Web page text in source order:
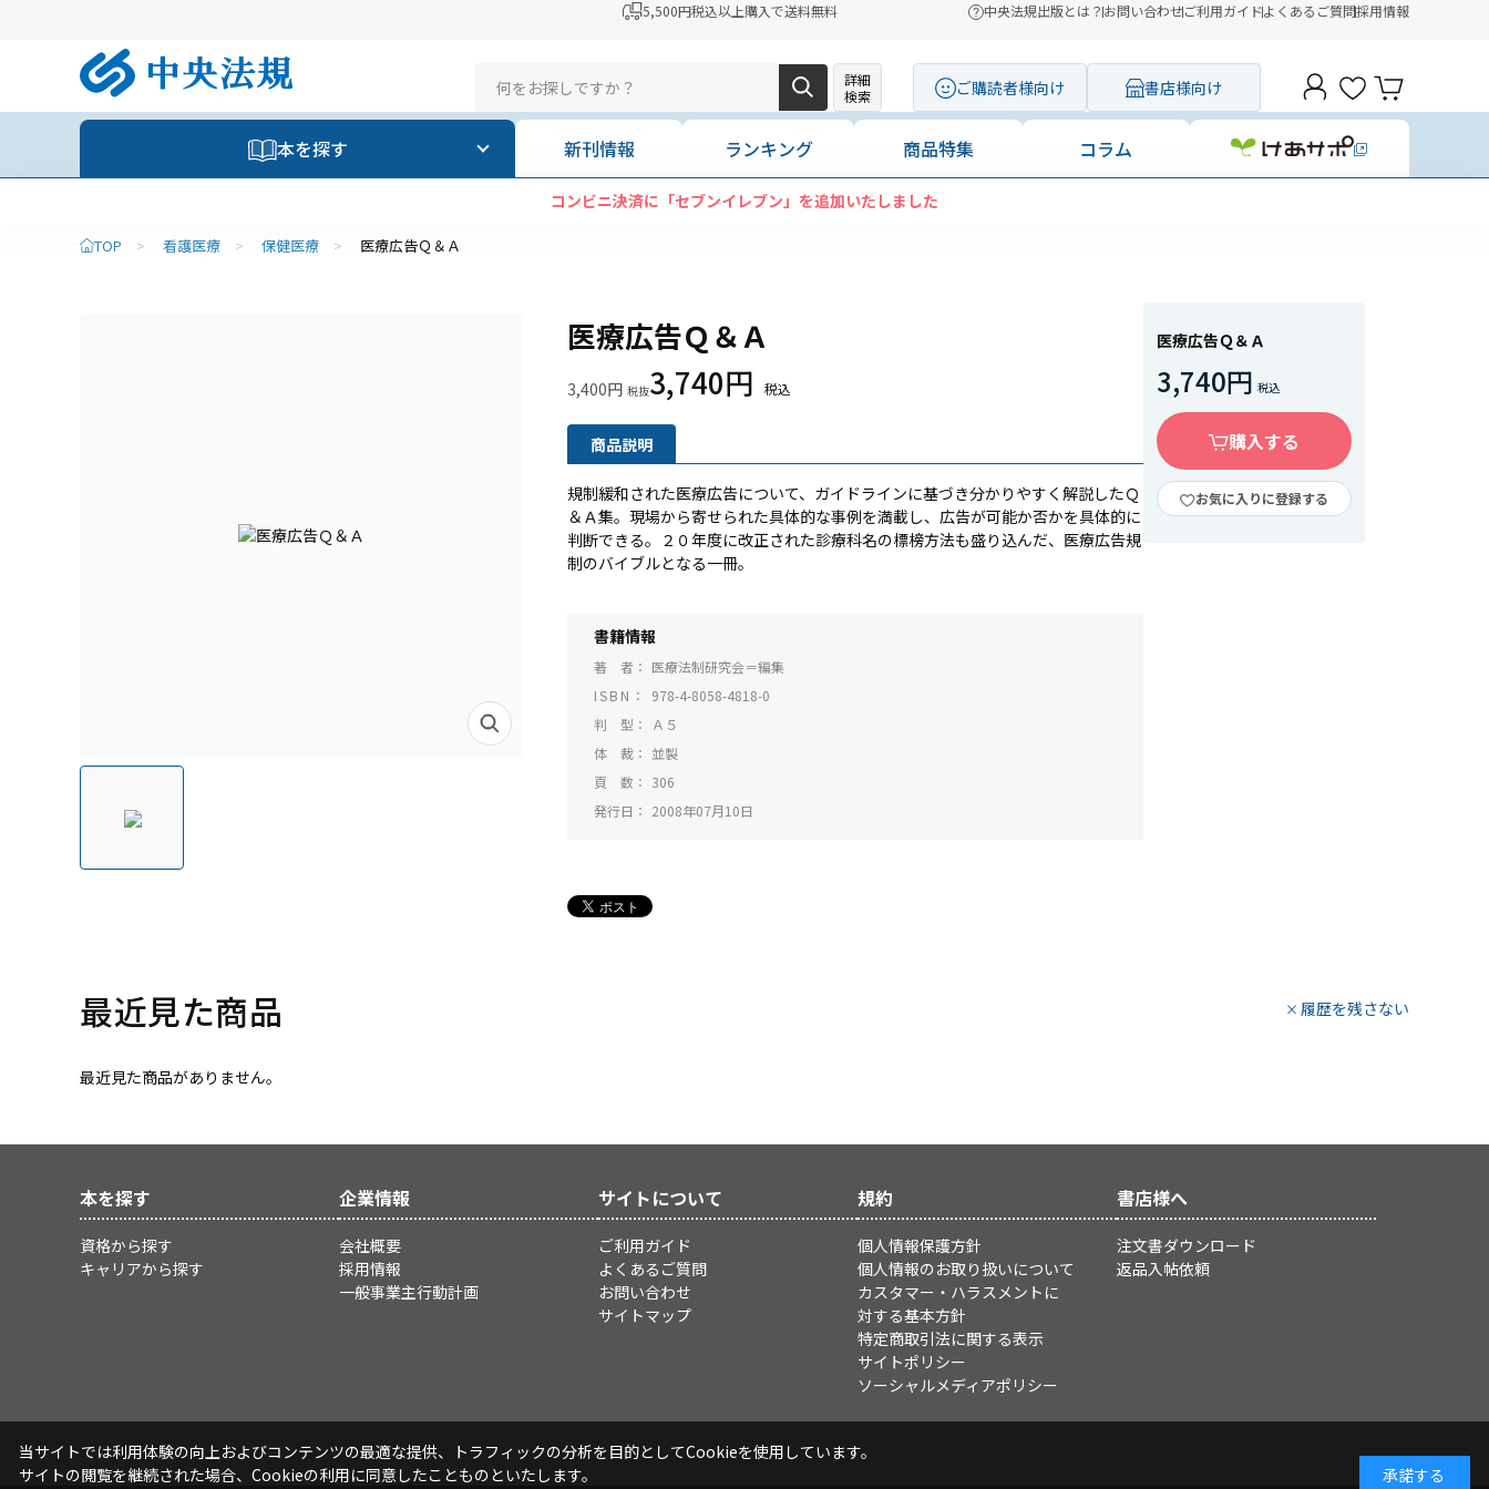
5,500円税込以上購入で送料無料 中央法規出版とは？お問い合わせご利用ガイドよくあるご質問採用情報
詳細
検索
ご購読者様向け 書店様向け
本を探す 新刊情報 ランキング 商品特集 コラム
コンビニ決済に「セブンイレブン」を追加いたしました
TOP > 看護医療 > 保健医療 > 医療広告Ｑ＆Ａ
医療広告Ｑ＆Ａ
3,400円 3,740円
商品説明
規制緩和された医療広告について、ガイドラインに基づき分かりやすく解説したＱ
＆Ａ集。現場から寄せられた具体的な事例を満載し、広告が可能か否かを具体的に
判断できる。２０年度に改正された診療科名の標榜方法も盛り込んだ、医療広告規
制のバイブルとなる一冊。
書籍情報
著 者
医療法制研究会＝編集
ISBN
978-4-8058-4818-0
判 型
Ａ５
体 裁
並製
頁 数
306
発行日
2008年07月10日
医療広告Ｑ＆Ａ
3,740円
購入する
お気に入りに登録する
最近見た商品
最近見た商品がありません。
履歴を残さない
本を探す
資格から探す
キャリアから探す
企業情報
会社概要
採用情報
一般事業主行動計画
サイトについて
ご利用ガイド
よくあるご質問
お問い合わせ
サイトマップ
規約
個人情報保護方針
個人情報のお取り扱いについて
カスタマー・ハラスメントに
対する基本方針
特定商取引法に関する表示
サイトポリシー
ソーシャルメディアポリシー
書店様へ
注文書ダウンロード
返品入帖依頼
当サイトでは利用体験の向上およびコンテンツの最適な提供、トラフィックの分析を目的としてCookieを使用しています。
サイトの閲覧を継続された場合、Cookieの利用に同意したことものといたします。
承諾する